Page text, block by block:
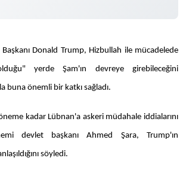
Başkanı Donald Trump, Hizbullah ile mücadelede
yerde Şam'ın devreye girebileceğini
buna önemli bir katkı sağladı.
kadar Lübnan'a askeri müdahale iddialarını
devlet başkanı Ahmed Şara, Trump'ın
söyledi.